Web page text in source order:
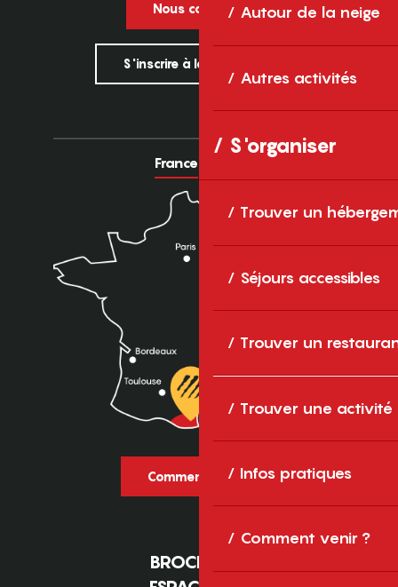
Autour de la neige
Autres activités
S'organiser
Trouver un
Séjours accessibles
Trouver un
Trouver une activité
Infos pratiques
Comment venir ?
Nous contacter
S'inscrire à la newsletter
France
Comment venir ?
BROCHURES